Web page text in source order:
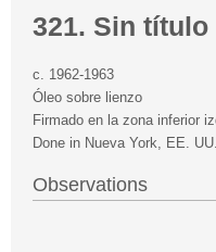
321. Sin título
c. 1962-1963
Óleo sobre lienzo
Firmado en la zona inferior
Done in Nueva York, EE. UU.
Observations